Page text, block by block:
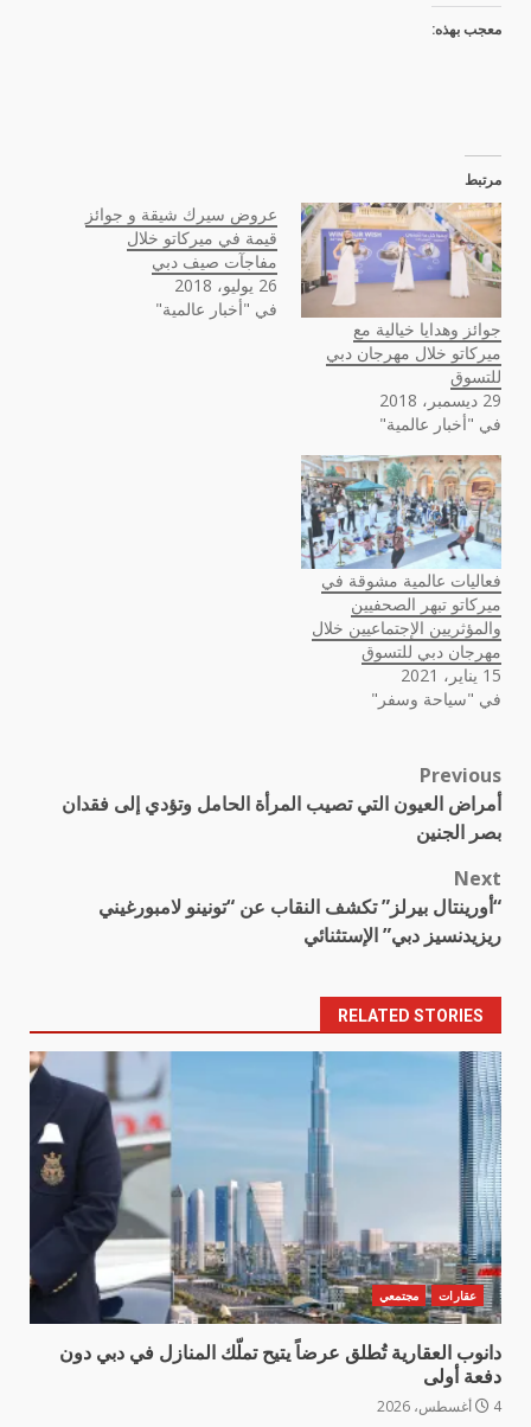
معجب بهذه:
مرتبط
جوائز وهدايا خيالية مع
ميركاتو خلال مهرجان دبي
للتسوق
29 ديسمبر، 2018
في "أخبار عالمية"
عروض سيرك شيقة و جوائز
قيمة في ميركاتو خلال
مفاجآت صيف دبي
26 يوليو، 2018
في "أخبار عالمية"
فعاليات عالمية مشوقة في
ميركاتو تبهر الصحفيين
والمؤثريين الإجتماعيين خلال
مهرجان دبي للتسوق
15 يناير، 2021
في "سياحة وسفر"
Post
navigation
Previous
أمراض العيون التي تصيب المرأة الحامل وتؤدي إلى فقدان
بصر الجنين
Next
“أورينتال بيرلز” تكشف النقاب عن “تونينو لامبورغيني
ريزيدنسيز دبي” الإستثنائي
RELATED STORIES
عقارات مجتمعي
دانوب العقارية تُطلق عرضاً يتيح تملّك المنازل في دبي دون
دفعة أولى
4 أغسطس، 2026